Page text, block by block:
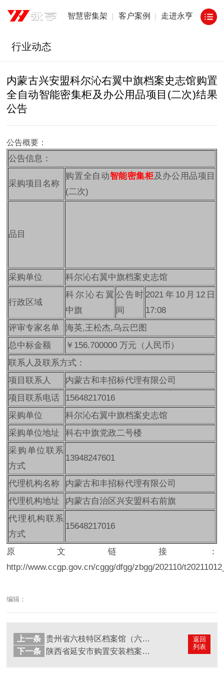
智慧密集架 客户案例 走进永亨
行业动态
内蒙古兴安盟科尔沁右翼中旗档案史志馆购置
全自动智能密集柜及办公用品项目(二次)结果
公告
公告概要：
公告信息：
采购项目名称
购置全自动智能密集柜及办公用品项目
(二次)
品目
采购单位 科尔沁右翼中旗档案史志馆
行政区域
科尔沁右翼
中旗
公告时
间
2021年10月12日
17:08
评审专家名单
海英,王松杰,乌云巴图
总中标金额
￥156.700000 万元（人民币）
联系人及联系方式：
项目联系人
内蒙古和丰招标代理有限公司
项目联系电话
15648217016
采购单位
科尔沁右翼中旗档案史志馆
采购单位地址
科右中旗党政二号楼
采购单位联系
方式
13948247601
代理机构名称
内蒙古和丰招标代理有限公司
代理机构地址
内蒙古自治区兴安盟科右前旗
代理机构联系
方式
15648217016
原文链接：
http://www.ccgp.gov.cn/cggg/dfgg/zbgg/202110/
编辑：
返回
列表
上一条
贵州省六枝特区档案馆（六枝特区史志办公室）手摇有轨密集柜采购项目采购需求公示
下一条
陕西省延安市购置安装档案智能移动密集柜招标公告